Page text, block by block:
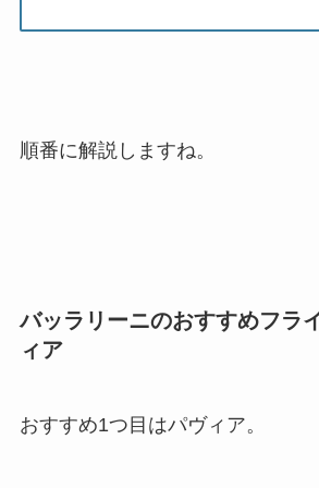
順番に解説しますね。
バッラリーニのおすすめフラ
ィア
おすすめ1つ目はパヴィア。